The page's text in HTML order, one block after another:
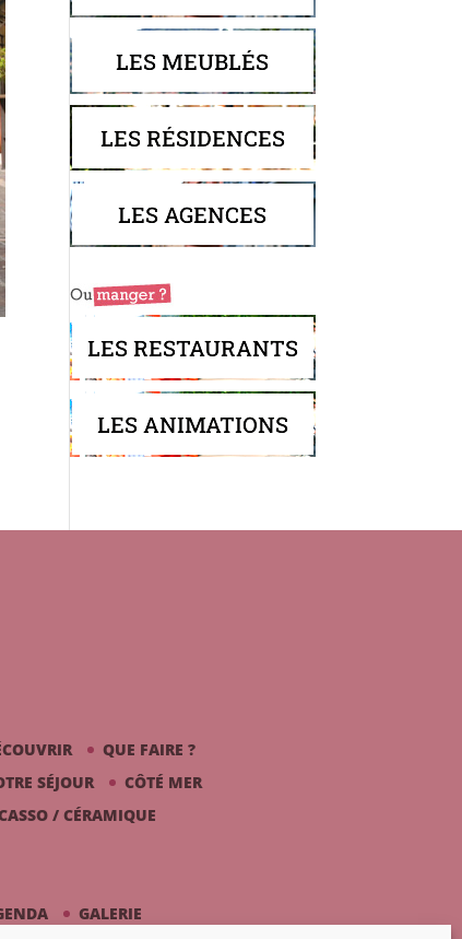
LES MEUBLÉS
LES RÉSIDENCES
LES AGENCES
LES RESTAURANTS
LES ANIMATIONS
QUE FAIRE ?
SÉJOUR
CÔTÉ MER
/ CÉRAMIQUE
GALERIE